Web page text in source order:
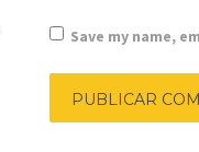
Save my name,